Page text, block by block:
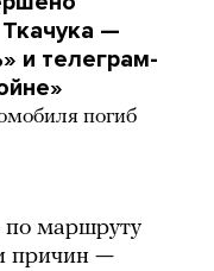
—
и телеграм-
погиб
по маршруту
причин —